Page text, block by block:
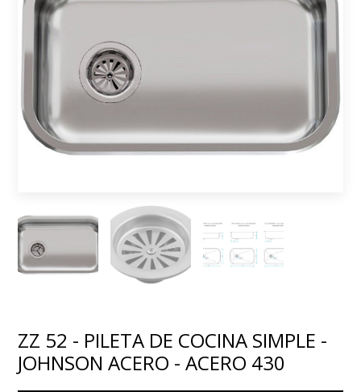
ZZ 52 - PILETA DE COCINA SIMPLE -
JOHNSON ACERO - ACERO 430